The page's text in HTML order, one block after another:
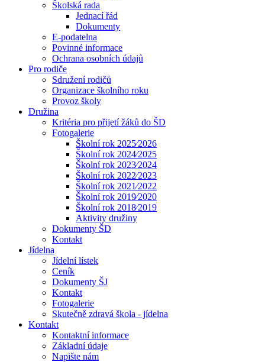
Školská rada
Jednací řád
Dokumenty
E-podatelna
Povinné informace
Ochrana osobních údajů
Pro rodiče
Sdružení rodičů
Organizace školního roku
Provoz školy
Družina
Kritéria pro přijetí žáků do ŠD
Fotogalerie
Školní rok 2025⁄2026
Školní rok 2024⁄2025
Školní rok 2023⁄2024
Školní rok 2022⁄2023
Školní rok 2021⁄2022
Školní rok 2019⁄2020
Školní rok 2018⁄2019
Aktivity družiny
Dokumenty ŠD
Kontakt
Jídelna
Jídelní lístek
Ceník
Dokumenty ŠJ
Kontakt
Fotogalerie
Skutečně zdravá škola - jídelna
Kontakt
Kontaktní informace
Základní údaje
Napište nám